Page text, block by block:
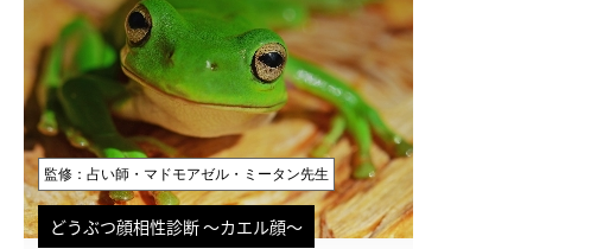
監修：占い師・マドモアゼル・ミータン先生
どうぶつ顔相性診断 〜カエル顔〜